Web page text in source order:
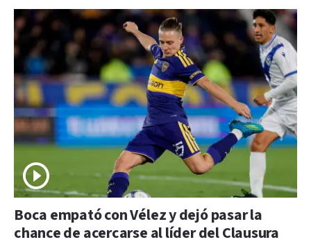
Boca empató con Vélez y dejó pasar la
chance de acercarse al líder del Clausura